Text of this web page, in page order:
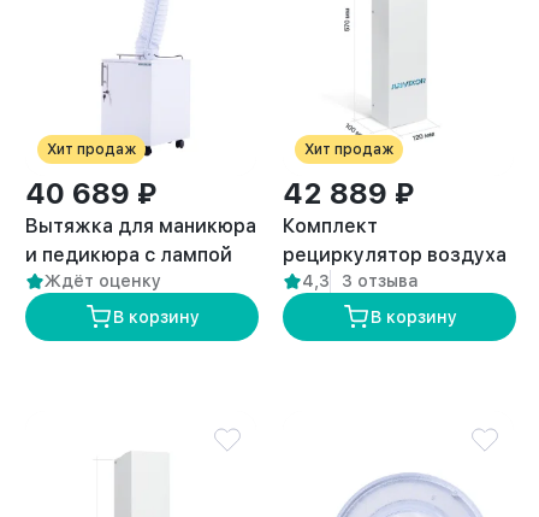
Хит продаж
40 689 ₽
Вытяжка для маникюра
и педикюра с лампой
премиум “ANVIKOR VC-
AIR-3” + Комплект
пылевых фильтров (5
Ждёт оценку
В корзину
Хит продаж
42 889 ₽
Комплект
рециркулятор воздуха
+ вытяжка для
кератина и ботокса с
лампой
4,3
3 отзыва
В корзину